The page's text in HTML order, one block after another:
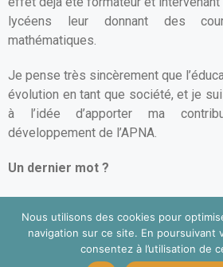
lycéens leur donnant des
mathématiques.
Je pense très sincèrement que
évolution en tant que société, et je
à l’idée d’apporter ma
développement de l’APNA.
Un dernier mot ?
l’APNA et à envisager l’adhésion.
être pleinement réalisées sans
bénévoles. Je suis convaincu que
Nous utilisons des cookies pour
navigation sur ce site. En poursuivant
consentez à l’utilisation de